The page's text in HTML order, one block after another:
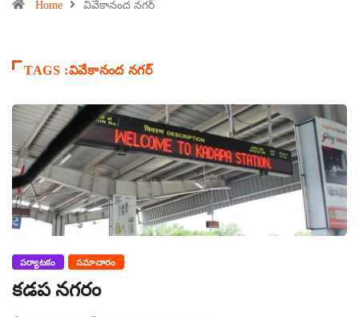
Home వివేకానంద నగర్
TAGS :వివేకానంద నగర్
పర్యాటకం సమాచారం
కడప నగరం